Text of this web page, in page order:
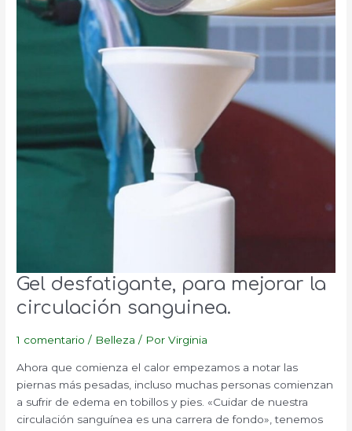
Gel desfatigante, para mejorar la
circulación sanguinea.
1 comentario / Belleza / PorVirginia
Ahora que comienza el calor empezamos a notar las
piernas más pesadas, incluso muchas personas comienzan
a sufrir de edema en tobillos y pies. «Cuidar de nuestra
circulación sanguínea es una carrera de fondo», tenemos